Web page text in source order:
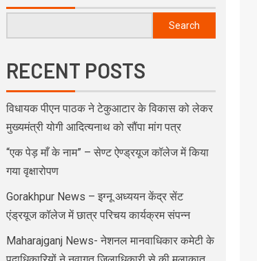
Search
RECENT POSTS
विधायक पीएन पाठक ने टेकुआटार के विकास को लेकर
मुख्यमंत्री योगी आदित्यनाथ को सौंपा मांग पत्र
“एक पेड़ माँ के नाम” – सेण्ट ऐण्ड्रयूज कॉलेज में किया
गया वृक्षारोपण
Gorakhpur News – इग्नू अध्ययन केंद्र सेंट
एंड्रयूज कॉलेज में छात्र परिचय कार्यक्रम संपन्न
Maharajganj News- नेशनल मानवाधिकार कमेटी के